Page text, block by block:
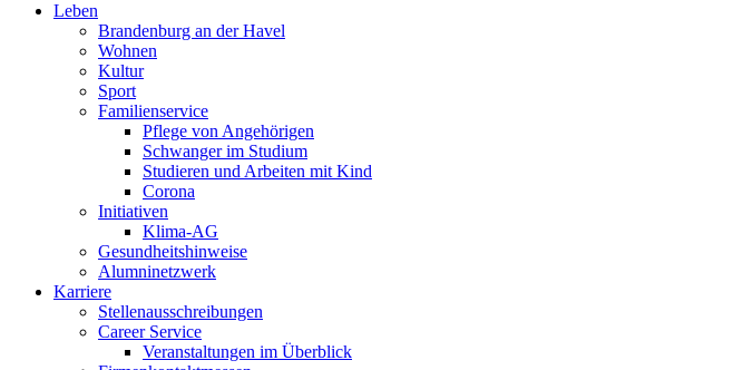
Leben
Brandenburg an der Havel
Wohnen
Kultur
Sport
Familienservice
Pflege von Angehörigen
Schwanger im Studium
Studieren und Arbeiten mit Kind
Corona
Initiativen
Klima-AG
Gesundheitshinweise
Alumninetzwerk
Karriere
Stellenausschreibungen
Career Service
Veranstaltungen im Überblick